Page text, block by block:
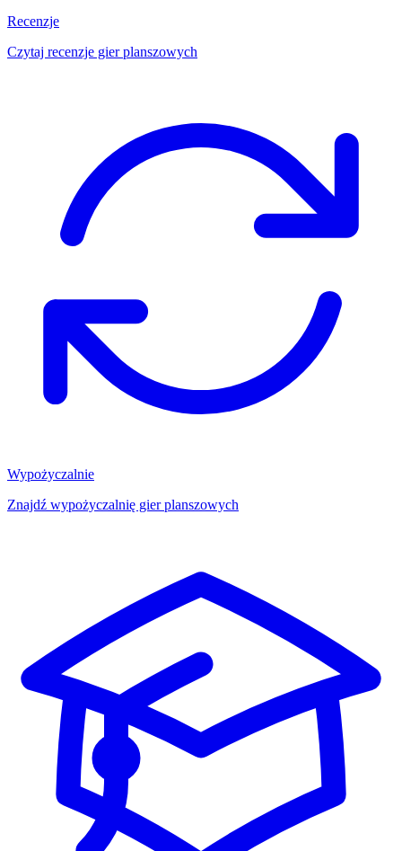
Recenzje
Czytaj recenzje gier planszowych
Wypożyczalnie
Znajdź wypożyczalnię gier planszowych